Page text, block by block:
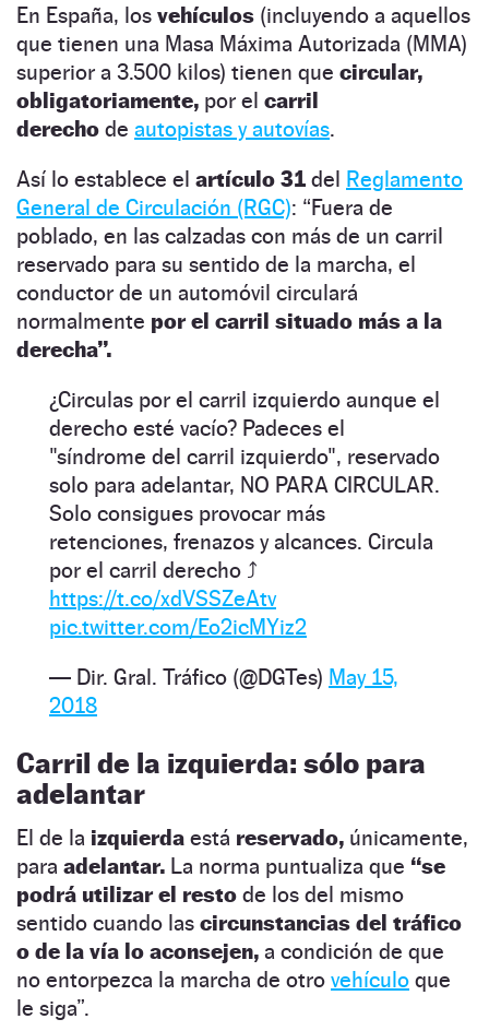
En España, los vehículos (incluyendo a aquellos
que tienen una Masa Máxima Autorizada (MMA)
superior a 3.500 kilos) tienen que circular,
obligatoriamente, por el carril
derecho de autopistas y autovías.
Así lo establece el artículo 31 del Reglamento
General de Circulación (RGC): “Fuera de
poblado, en las calzadas con más de un carril
reservado para su sentido de la marcha, el
conductor de un automóvil circulará
normalmente por el carril situado más a la
derecha”.
¿Circulas por el carril izquierdo aunque el
derecho esté vacío? Padeces el
"síndrome del carril izquierdo", reservado
solo para adelantar, NO PARA CIRCULAR.
Solo consigues provocar más
retenciones, frenazos y alcances. Circula
por el carril derecho ⤴️
https://t.co/xdVSSZeAtv
pic.twitter.com/Eo2icMYiz2
— Dir. Gral. Tráfico (@DGTes) May 15,
2018
Carril de la izquierda: sólo para
adelantar
El de la izquierda está reservado, únicamente,
para adelantar. La norma puntualiza que “se
podrá utilizar el resto de los del mismo
sentido cuando las circunstancias del tráfico
o de la vía lo aconsejen, a condición de que
no entorpezca la marcha de otro vehículo que
le siga”.